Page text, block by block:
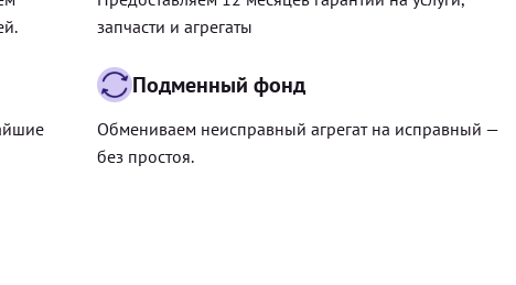
запчасти и агрегаты
Подменный фонд
Обмениваем неисправный агрегат на исправный —
без простоя.